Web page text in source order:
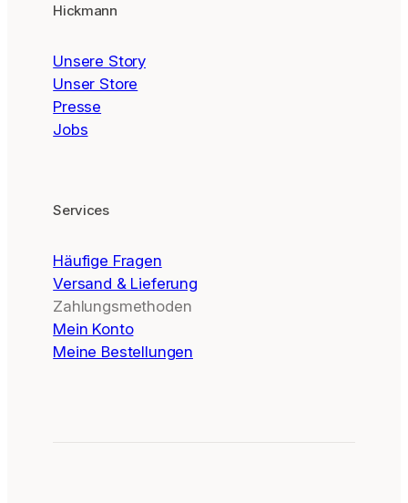
Hickmann
Unsere Story
Unser Store
Presse
Jobs
Services
Häufige Fragen
Versand & Lieferung
Zahlungsmethoden
Mein Konto
Meine Bestellungen